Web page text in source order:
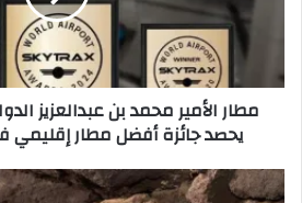
الدولي
بالمدينة
المنورة
يحصد
جائزة
إقليمي
مطار الأمير محمد بن عبدالعزيز
يحصد جائزة أفضل مطار
هيئة